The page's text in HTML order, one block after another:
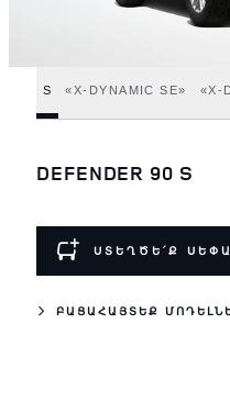
S «X‑DYNAMIC SE»
DEFENDER 90 S
ՍՏԵՂԾԵ՛Ք
ԲԱՑԱՀԱՅՏԵՔ